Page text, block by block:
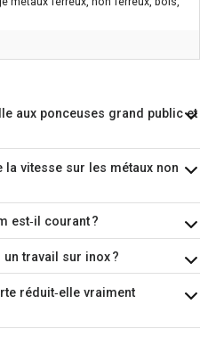
aux ponceuses grand public et
la vitesse sur les métaux non
est‑il courant ?
travail sur inox ?
réduit‑elle vraiment